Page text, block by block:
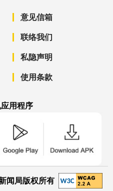
意见信箱
联络我们
私隐声明
使用条款
用程序
闻局版权所有